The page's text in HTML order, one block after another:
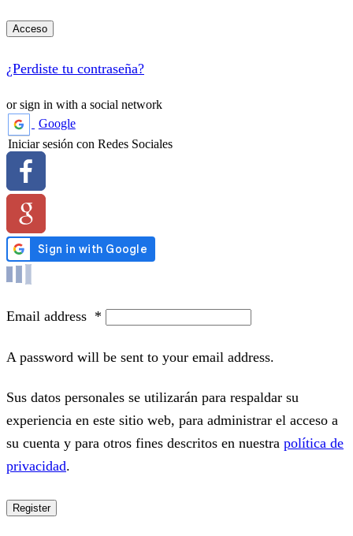
Acceso
¿Perdiste tu contraseña?
or sign in with a social network
Google
Iniciar sesión con Redes Sociales
Email address *
A password will be sent to your email address.
Sus datos personales se utilizarán para respaldar su
experiencia en este sitio web, para administrar el acceso a
su cuenta y para otros fines descritos en nuestra política de
privacidad.
Register